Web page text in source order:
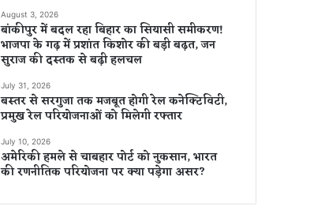
August 3, 2026
बांकीपुर में बदल रहा बिहार का सियासी समीकरण!
भाजपा के गढ़ में प्रशांत किशोर की बड़ी बढ़त, जन
सुराज की दस्तक से बढ़ी हलचल
July 31, 2026
बस्तर से सरगुजा तक मजबूत होगी रेल कनेक्टिविटी,
प्रमुख रेल परियोजनाओं को मिलेगी रफ्तार
July 10, 2026
अमेरिकी हमले से चाबहार पोर्ट को नुकसान, भारत
की रणनीतिक परियोजना पर क्या पड़ेगा असर?